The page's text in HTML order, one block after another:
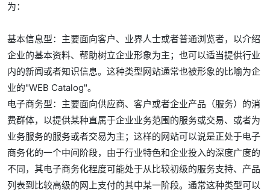
为：
基本信息型：主要面向客户、业界人士或者普通浏览者，以介绍
企业的基本资料、帮助树立企业形象为主；也可以适当提供行业
内的新闻或者知识信息。这种类型网站通常也被形象的比喻为企
业的"WEB Catalog"。
电子商务型：主要面向供应商、客户或者企业产品（服务）的消
费群体，以提供某种直属于企业业务范围的服务或交易、或者为
业务服务的服务或者交易为主；这样的网站可以说是正处于电子
商务化的一个中间阶段，由于行业特色和企业投入的深度广度的
不同，其电子商务化程度可能处于从比较初级的服务支持、产品
列表到比较高级的网上支付的其中某一阶段。通常这种类型可以